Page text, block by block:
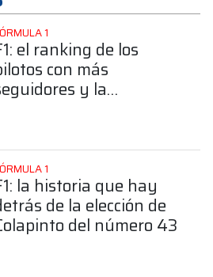
1
el ranking de los
con más
y la
1
la historia que hay
de la elección de
del número 43